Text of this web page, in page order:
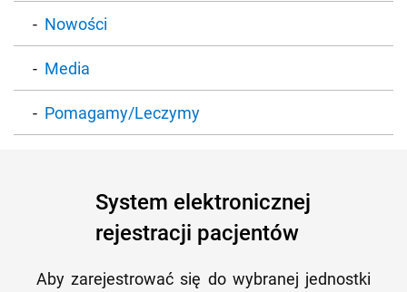
Nowości
Media
Pomagamy/Leczymy
System elektronicznej
rejestracji pacjentów
Aby zarejestrować się do wybranej jednostki